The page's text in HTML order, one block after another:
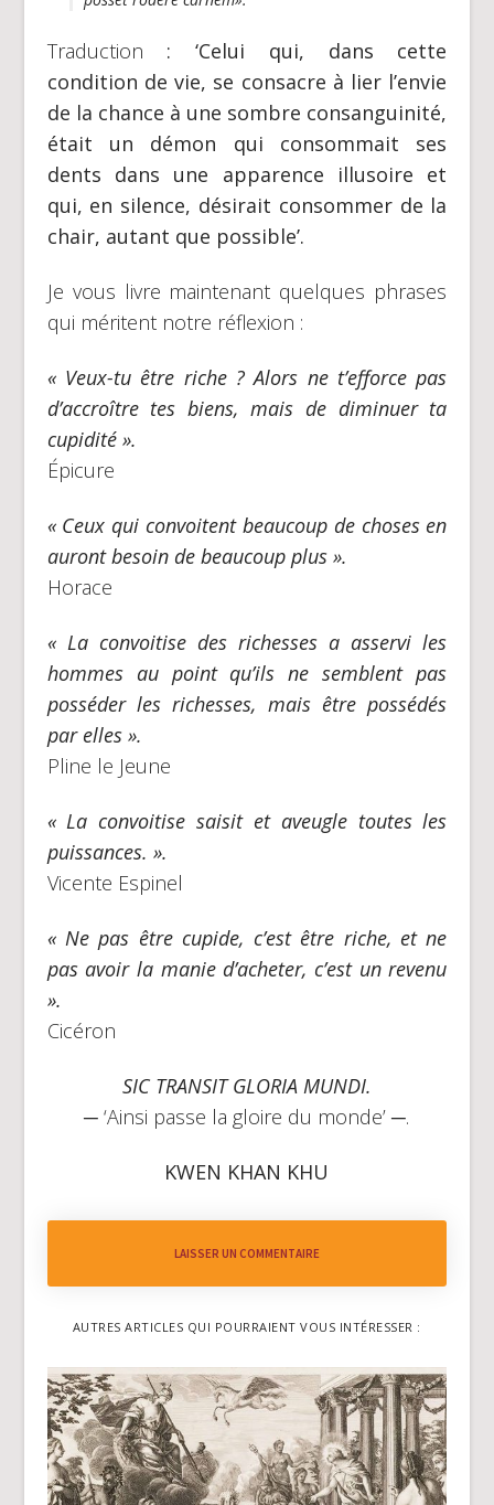
Traduction : ‘Celui qui, dans cette
condition de vie, se consacre à lier l’envie
de la chance à une sombre consanguinité,
était un démon qui consommait ses
dents dans une apparence illusoire et
qui, en silence, désirait consommer de la
chair, autant que possible’.
Je vous livre maintenant quelques phrases
qui méritent notre réflexion :
« Veux-tu être riche ? Alors ne t’efforce pas
d’accroître tes biens, mais de diminuer ta
cupidité ».
Épicure
« Ceux qui convoitent beaucoup de choses en
auront besoin de beaucoup plus ».
Horace
« La convoitise des richesses a asservi les
hommes au point qu’ils ne semblent pas
posséder les richesses, mais être possédés
par elles ».
Pline le Jeune
« La convoitise saisit et aveugle toutes les
puissances. ».
Vicente Espinel
« Ne pas être cupide, c’est être riche, et ne
pas avoir la manie d’acheter, c’est un revenu
».
Cicéron
SIC TRANSIT GLORIA MUNDI.
─ ‘Ainsi passe la gloire du monde’ ─.
KWEN KHAN KHU
LAISSER UN COMMENTAIRE
AUTRES ARTICLES QUI POURRAIENT VOUS INTÉRESSER :